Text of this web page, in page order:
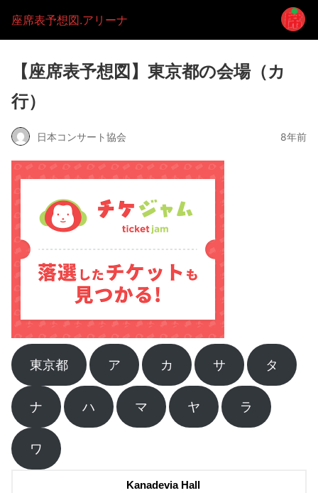
座席表予想図.アリーナ
【座席表予想図】東京都の会場（カ
行）
日本コンサート協会 8年前
東京都 ア カ サ タ
ナ ハ マ ヤ ラ
ワ
Kanadevia Hall